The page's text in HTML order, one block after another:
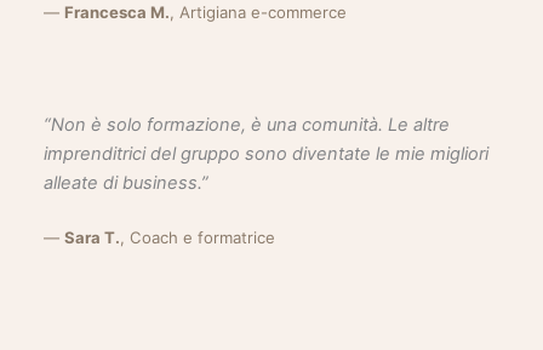
— Francesca M., Artigiana e-commerce
“Non è solo formazione, è una comunità. Le altre
imprenditrici del gruppo sono diventate le mie migliori
alleate di business.”
—Sara T., Coach e formatrice